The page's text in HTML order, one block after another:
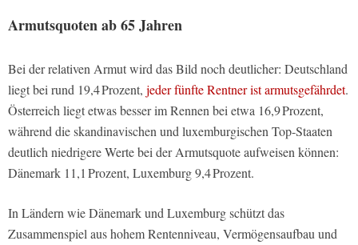
Armutsquoten ab 65 Jahren
Bei der relativen Armut wird das Bild noch deutlicher: Deutschland
liegt bei rund 19,4 Prozent, jeder fünfte Rentner ist armutsgefährdet.
Österreich liegt etwas besser im Rennen bei etwa 16,9 Prozent,
während die skandinavischen und luxemburgischen Top-Staaten
deutlich niedrigere Werte bei der Armutsquote aufweisen können:
Dänemark 11,1 Prozent, Luxemburg 9,4 Prozent.
In Ländern wie Dänemark und Luxemburg schützt das
Zusammenspiel aus hohem Rentenniveau, Vermögensaufbau und